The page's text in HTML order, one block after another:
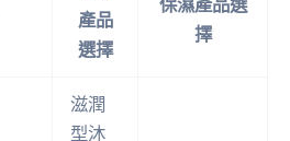
產品
選擇
擇
滋潤
型沐